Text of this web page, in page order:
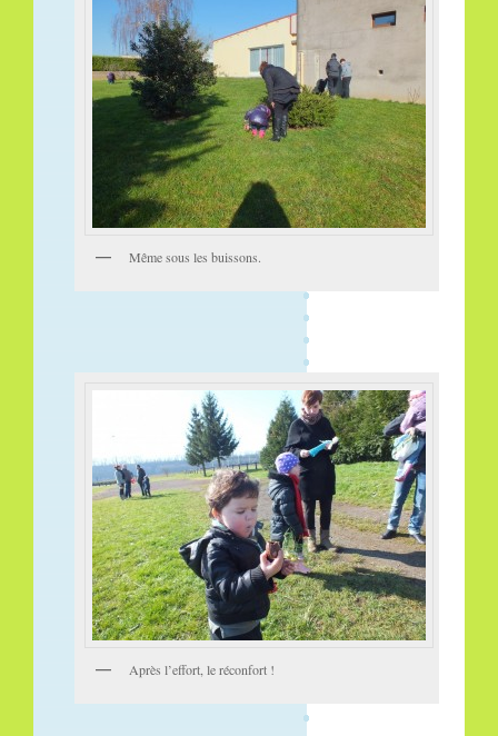
Même sous les buissons.
Après l’effort, le réconfort !